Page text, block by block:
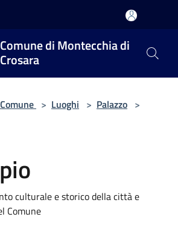
Comune di Montecchia di
Crosara
> Luoghi > Palazzo >
culturale e storico della città e
Comune